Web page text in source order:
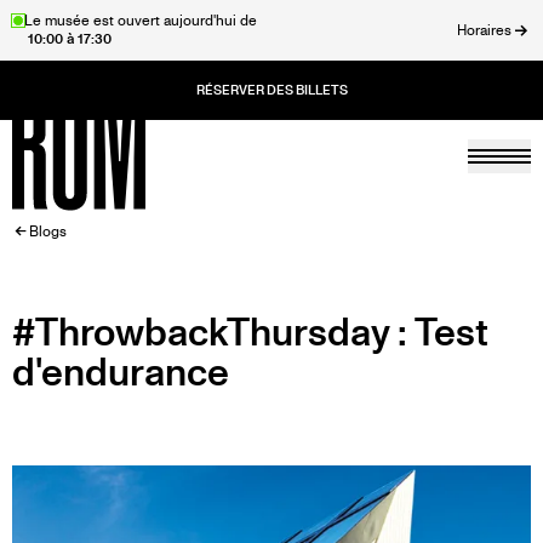
AllerLe musée est ouvert aujourd'hui de
10:00 à 17:30
Horaires
Accueil
FIL
D'ARIANE
Blogs
#ThrowbackThursday : Test
d'endurance